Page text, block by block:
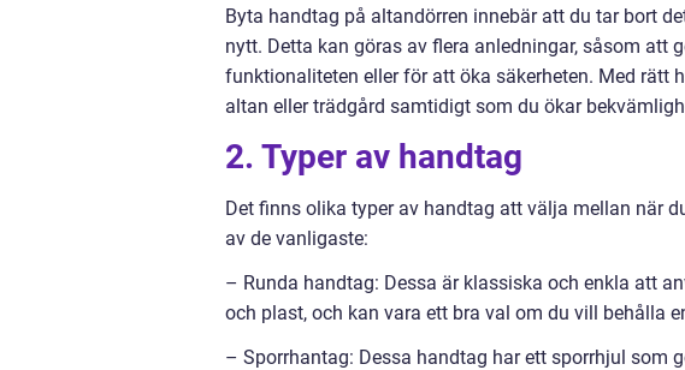
Byta handtag på altandörren innebär att du tar bort
nytt. Detta kan göras av flera anledningar, såsom att
funktionaliteten eller för att öka säkerheten. Med rätt
altan eller trädgård samtidigt som du ökar
2. Typer av handtag
Det finns olika typer av handtag att välja mellan när
av de vanligaste:
– Runda handtag: Dessa är klassiska och enkla att
och plast, och kan vara ett bra val om du vill behålla
– Sporrhantag: Dessa handtag har ett sporrhjul som